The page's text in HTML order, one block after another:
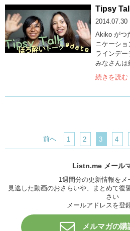
Tipsy
2014.07.30
Akiko がつ
ニケーシ
ラインデー
みなさんは
続きを読む
前へ 1 2 3 4
Listn.me メール
1週間分の更新情報をメ
見逃した動画のおさらいや、まとめて復
さい
メールアドレスを登
メルマガの